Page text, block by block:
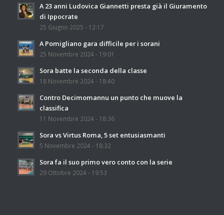
A 23 anni Ludovica Giannetti presta già il Giuramento
di Ippocrate
25 Giugno 2025 - 12:17
A Pomigliano gara difficile per i sorani
25 Novembre 2024 - 19:01
Sora batte la seconda della classe
18 Novembre 2024 - 18:40
Contro Decimomannu un punto che muove la
classifica
11 Novembre 2024 - 18:36
Sora vs Virtus Roma, 5 set entusiasmanti
5 Novembre 2024 - 18:32
Sora fa il suo primo vero conto con la serie
29 Ottobre 2024 - 19:53